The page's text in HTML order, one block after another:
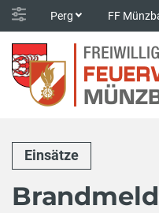
Perg FF
Einsätze